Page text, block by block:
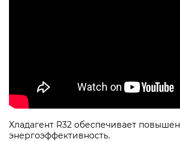
Хладагент R32 обеспечивает
энергоэффективность.